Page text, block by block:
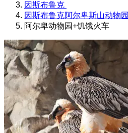
因斯布鲁克
因斯布鲁克阿尔卑斯山动物园
阿尔卑动物园+饥饿火车